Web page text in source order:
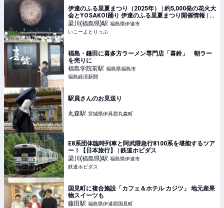
伊達のふる里夏まつり（2025年） | 約5,000発の花火大
会とYOSAKOI踊り 伊達のふる里夏まつり開催情報 | 福
島県伊達市 | いこーよとりっぷ
梁川(福島県)駅 福島県伊達市
いこーよとりっぷ
福島・鎌田に喜多方ラーメン専門店「喜鈴」 朝ラー
を売りに
福島学院前駅 福島県福島市
福島経済新聞
駅員さんのお見送り
丸森駅 宮城県伊具郡丸森町
E8系団体臨時列車と阿武隈急行8100系を堪能するツア
ー！【日本旅行】 | 鉄道ホビダス
梁川(福島県)駅 福島県伊達市
鉄道ホビダス
国見町に複合施設「カフェ＆ホテル カジツ」 地元産果
物スイーツも
藤田駅 福島県伊達郡国見町